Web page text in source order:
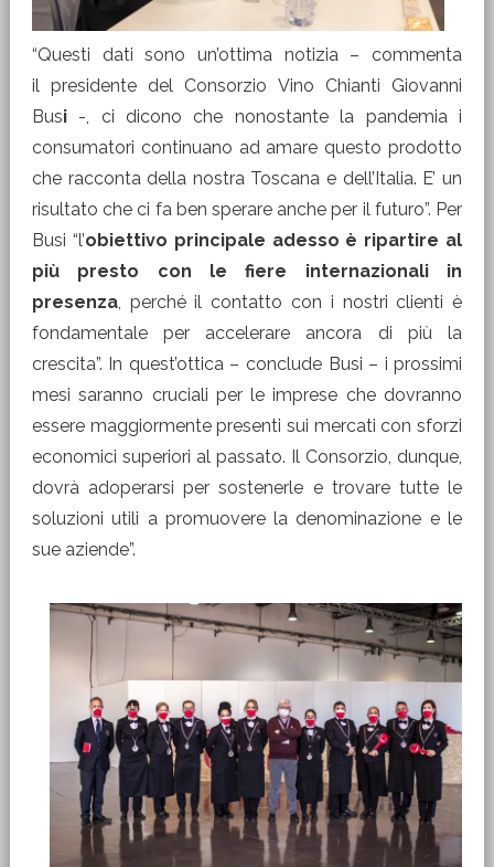
“Questi dati sono un’ottima notizia – commenta
il presidente del Consorzio Vino Chianti Giovanni
Busi-, ci dicono che nonostante la pandemia i
consumatori continuano ad amare questo prodotto
che racconta della nostra Toscana e dell’Italia. E’ un
risultato che ci fa ben sperare anche per il futuro”. Per
Busi “l’obiettivo principale adesso è ripartire al
più presto con le fiere internazionali in
presenza, perché il contatto con i nostri clienti è
fondamentale per accelerare ancora di più la
crescita”. In quest’ottica – conclude Busi – i prossimi
mesi saranno cruciali per le imprese che dovranno
essere maggiormente presenti sui mercati con sforzi
economici superiori al passato. Il Consorzio, dunque,
dovrà adoperarsi per sostenerle e trovare tutte le
soluzioni utili a promuovere la denominazione e le
sue aziende”.